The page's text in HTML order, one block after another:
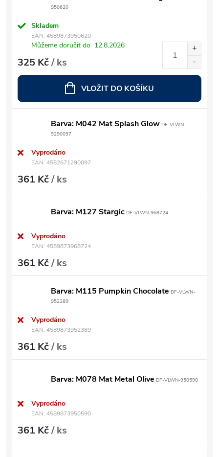
950620
Skladem
EAN: 4589873950620
Můžeme doručit do 12.8.2026
325 Kč/ ks
VLOŽIT DO KOŠÍKU
Barva: M042 Mat Splash Glow DF-VLWN-
9290097
Vyprodáno
EAN: 4582671290097
361 Kč/ ks
Barva: M127 Stargic DF-VLWN-968724
Vyprodáno
EAN: 4589873968724
361 Kč/ ks
Barva: M115 Pumpkin Chocolate DF-VLWN-
952389
Vyprodáno
EAN: 4589873952389
361 Kč/ ks
Barva: M078 Mat Metal Olive DF-VLWN-950590
Vyprodáno
EAN: 4589873950590
361 Kč/ ks